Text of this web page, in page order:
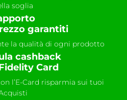
soglia
garantiti
la qualità di ogni prodotto
cashback
Card
l’E-Card risparmia sui tuoi